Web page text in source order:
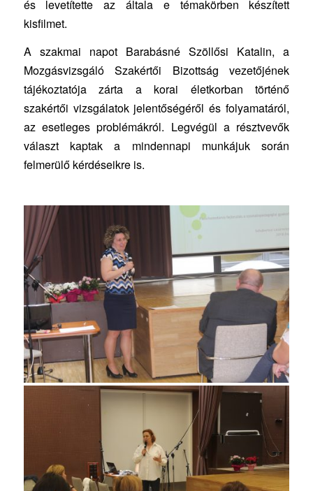
és levetítette az általa e témakörben készített
kisfilmet.
A szakmai napot Barabásné Szöllősi Katalin, a
Mozgásvizsgáló Szakértői Bizottság vezetőjének
tájékoztatója zárta a korai életkorban történő
szakértői vizsgálatok jelentőségéről és folyamatáról,
az esetleges problémákról. Legvégül a résztvevők
választ kaptak a mindennapi munkájuk során
felmerülő kérdéseikre is.